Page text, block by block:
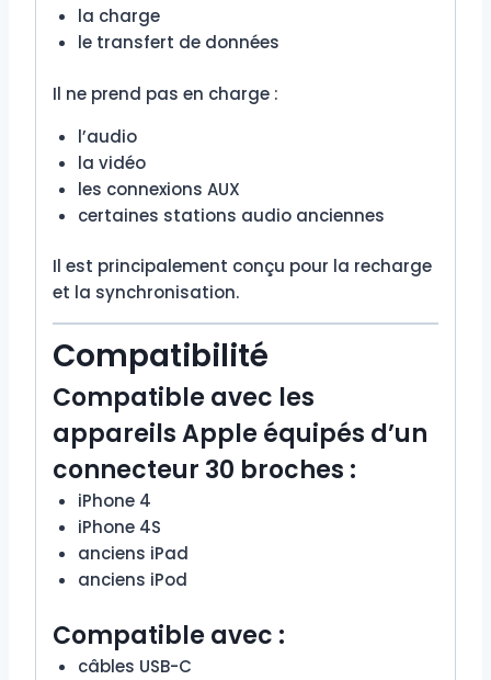
la charge
le transfert de données
Il ne prend pas en charge :
l’audio
la vidéo
les connexions AUX
certaines stations audio anciennes
Il est principalement conçu pour la recharge
et la synchronisation.
Compatibilité
Compatible avec les
appareils Apple équipés d’un
connecteur 30 broches :
iPhone 4
iPhone 4S
anciens iPad
anciens iPod
Compatible avec :
câbles USB-C